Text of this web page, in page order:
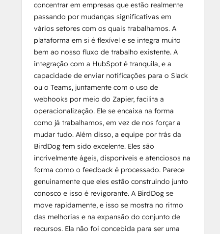
concentrar em empresas que estão realmente
passando por mudanças significativas em
vários setores com os quais trabalhamos. A
plataforma em si é flexível e se integra muito
bem ao nosso fluxo de trabalho existente. A
integração com a HubSpot é tranquila, e a
capacidade de enviar notificações para o Slack
ou o Teams, juntamente com o uso de
webhooks por meio do Zapier, facilita a
operacionalização. Ele se encaixa na forma
como já trabalhamos, em vez de nos forçar a
mudar tudo. Além disso, a equipe por trás da
BirdDog tem sido excelente. Eles são
incrivelmente ágeis, disponíveis e atenciosos na
forma como o feedback é processado. Parece
genuinamente que eles estão construindo junto
conosco e isso é revigorante. A BirdDog se
move rapidamente, e isso se mostra no ritmo
das melhorias e na expansão do conjunto de
recursos. Ela não foi concebida para ser uma